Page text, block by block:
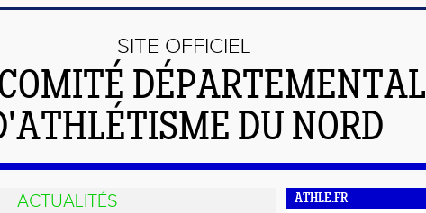
SITE OFFICIEL
DÉPARTEMENTAL
DU NORD
ACTUALITÉS
ATHLE.FR